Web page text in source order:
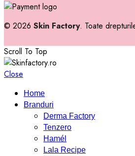
© 2026 Skin Factory. Toate
Scroll To Top
Close
Home
Branduri
Derma Factory
Tenzero
Hamél
Lala Recipe